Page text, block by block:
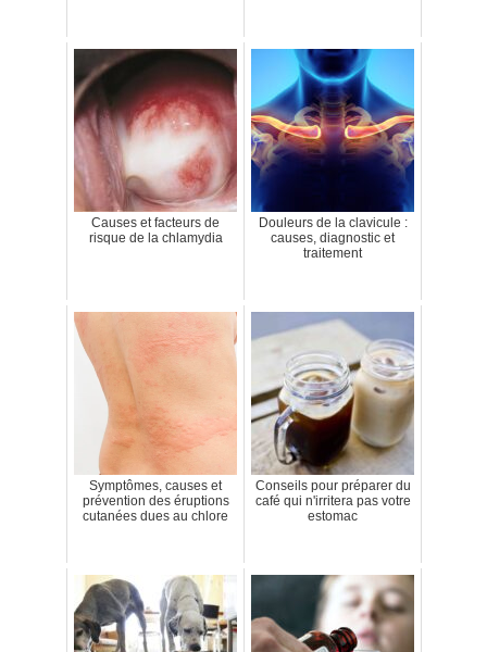
Causes et facteurs de
risque de la chlamydia
Douleurs de la clavicule :
causes, diagnostic et
traitement
Symptômes, causes et
prévention des éruptions
cutanées dues au chlore
Conseils pour préparer du
café qui n'irritera pas votre
estomac